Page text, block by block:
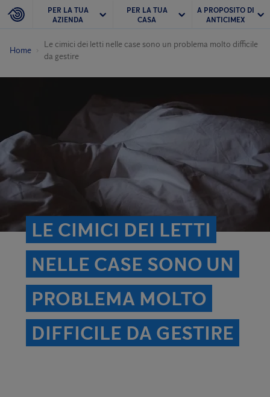
PER LA TUA
AZIENDA
PER LA TUA
CASA
A PROPOSITO DI
ANTICIMEX
Home
Le cimici dei letti nelle case sono un problema molto difficile
da gestire
LE CIMICI DEI LETTI
NELLE CASE SONO UN
PROBLEMA MOLTO
DIFFICILE DA GESTIRE